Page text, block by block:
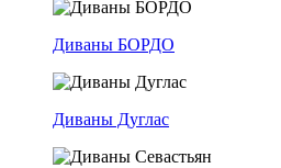
Диваны БОРДО
Диваны Дуглас